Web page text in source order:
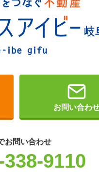
お問い合わ
お問い合わせ
338-9110